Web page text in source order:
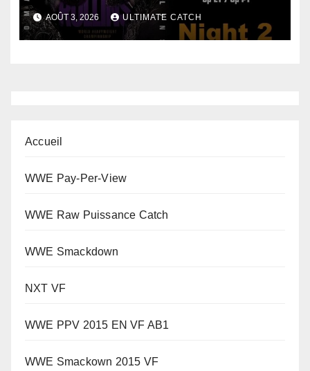
AOÛT 3, 2026 ULTIMATE CATCH
Accueil
WWE Pay-Per-View
WWE Raw Puissance Catch
WWE Smackdown
NXT VF
WWE PPV 2015 EN VF AB1
WWE Smackown 2015 VF